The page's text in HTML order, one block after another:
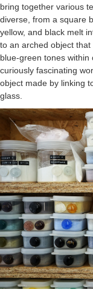
bring together various
diverse, from a square
yellow, and black melt
to an arched object
blue-green tones
curiously fascinating
object made by linking
glass.